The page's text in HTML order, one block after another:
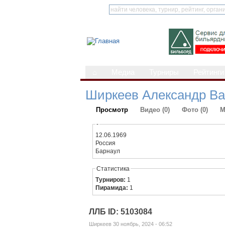
Ширкеев Александр
Просмотр Видео (0) Фото (0)
-
12.06.1969
Россия
Барнаул
Статистика
Турниров: 1
Пирамида: 1
ЛЛБ ID: 5103084
Ширкеев 30 ноябрь, 2024 - 06:52